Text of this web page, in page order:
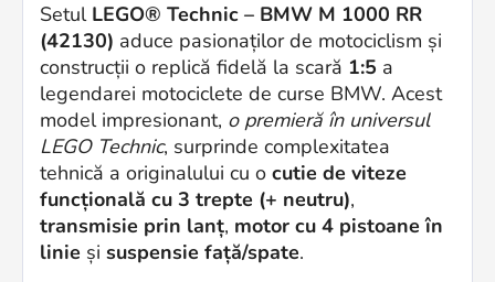
Setul LEGO® Technic – BMW M 1000 RR
(42130) aduce pasionaților de motociclism și
construcții o replică fidelă la scară 1:5 a
legendarei motociclete de curse BMW. Acest
model impresionant, o premieră în universul
LEGO Technic, surprinde complexitatea
tehnică a originalului cu o cutie de viteze
funcțională cu 3 trepte (+ neutru),
transmisie prin lanț, motor cu 4 pistoane în
linie și suspensie față/spate.